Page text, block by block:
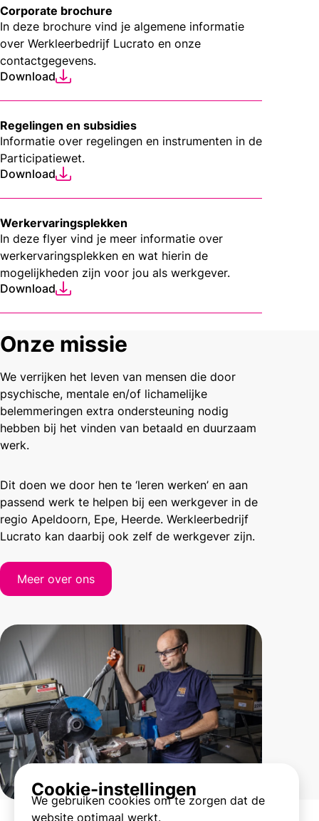
Cookie-instellingen
We gebruiken cookies om te zorgen dat de
website optimaal werkt.
Corporate brochure
In deze brochure vind je algemene informatie
over Werkleerbedrijf Lucrato en onze
contactgegevens.
Download
Regelingen en subsidies
Informatie over regelingen en instrumenten in de
Participatiewet.
Download
Werkervaringsplekken
In deze flyer vind je meer informatie over
werkervaringsplekken en wat hierin de
mogelijkheden zijn voor jou als werkgever.
Download
Onze missie
We verrijken het leven van mensen die door
psychische, mentale en/of lichamelijke
belemmeringen extra ondersteuning nodig
hebben bij het vinden van betaald en duurzaam
werk.
Dit doen we door hen te ‘leren werken’ en aan
passend werk te helpen bij een werkgever in de
regio Apeldoorn, Epe, Heerde. Werkleerbedrijf
Lucrato kan daarbij ook zelf de werkgever zijn.
Meer over ons